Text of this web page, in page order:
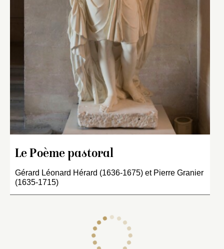
Le Poème pastoral
Gérard Léonard Hérard (1636-1675) et Pierre Granier
(1635-1715)